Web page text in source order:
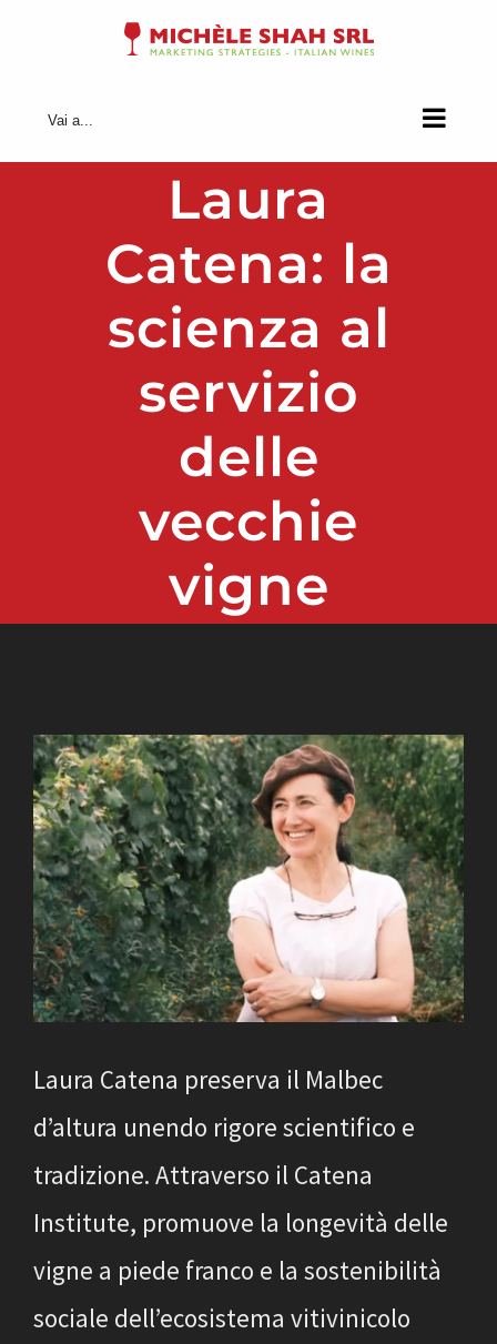
contenuto
Vai a...
Laura
Catena: la
scienza al
servizio
delle
vecchie
vigne
Ingrandisci
immagine
Laura Catena preserva il Malbec
d’altura unendo rigore scientifico e
tradizione. Attraverso il Catena
Institute, promuove la longevità delle
vigne a piede franco e la sostenibilità
sociale dell’ecosistema vitivinicolo